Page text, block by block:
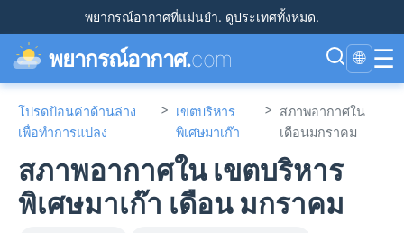
พยากรณ์อากาศที่แม่นยำ. ดูประเทศทั้งหมด.
พยากรณ์อากาศ.com 🌐 ☰
โปรดป้อนค่าด้านล่าง
เพื่อทำการแปลง
> เขตบริหาร
พิเศษมาเก๊า
> สภาพอากาศใน
เดือนมกราคม
สภาพอากาศใน เขตบริหาร
พิเศษมาเก๊า เดือน มกราคม